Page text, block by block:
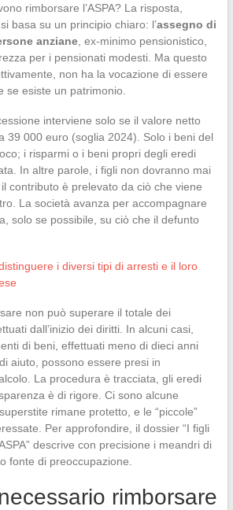
rimborsare l’ASPA? La risposta,
basa su un principio chiaro: l’assegno di
anziane, ex-minimo pensionistico,
per i pensionati modesti. Ma questo
non ha la vocazione di essere
se esiste un patrimonio.
interviene solo se il valore netto
39 000 euro (soglia 2024). Solo i beni del
i risparmi o i beni propri degli eredi
In altre parole, i figli non dovranno mai
contributo è prelevato da ciò che viene
La società avanza per accompagnare
solo se possibile, su ciò che il defunto
i diversi tipi di arresti e il loro
non può superare il totale dei
dall’inizio dei diritti. In alcuni casi,
di beni, effettuati meno di dieci anni
aiuto, possono essere presi in
La procedura è tracciata, gli eredi
è di rigore. Ci sono alcune
rimane protetto, e le “piccole”
Per approfondire, il dossier “I figli
descrive con precisione i meandri di
fonte di preoccupazione.
rimborsare